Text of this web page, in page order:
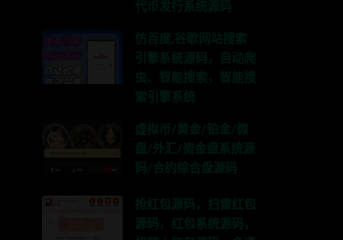
代币发行系统源码
仿百度,谷歌网站搜索
引擎系统源码，自动爬
虫、智能搜索，智能搜
索引擎系统
虚拟币/黄金/铂金/微
盘/外汇/资金盘系统源
码/合约综合盘源码
抢红包源码，扫雷红包
源码，红包系统源码，